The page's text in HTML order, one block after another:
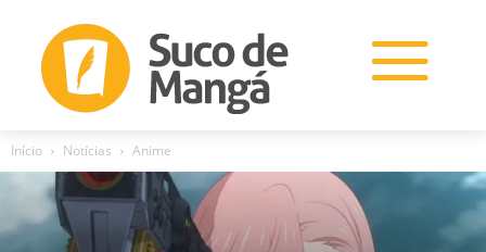
Início Notícias Anime